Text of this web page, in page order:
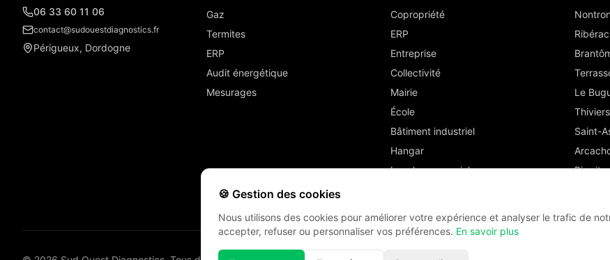
06 33 60 11 06
contact@sudouestdiagnostics.fr
Périgueux, Dordogne
Gaz
Termites
ERP
Audit énergétique
Mesurages
Copropriété
ERP
Entreprise
Collectivité
Mairie
École
Bâtiment industriel
Hangar
Local commercial
Nontron
Ribérac
Le
Thiviers
Saint-
Biarritz
🍪 Gestion des cookies
Nous utilisons des cookies pour améliorer votre expérience et analyser le trafic de
accepter, refuser ou personnaliser vos préférences. En savoir plus